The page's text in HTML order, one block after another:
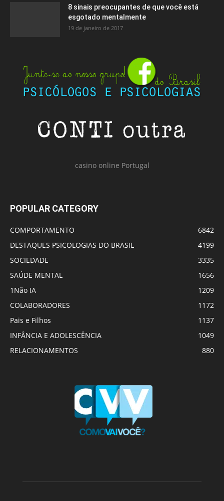
8 sinais preocupantes de que você está
esgotado mentalmente
19 de janeiro de 2017
casino online Portugal
POPULAR CATEGORY
COMPORTAMENTO
6842
DESTAQUES PSICOLOGIAS DO BRASIL
4199
SOCIEDADE
3335
SAÚDE MENTAL
1656
1Não IA
1209
COLABORADORES
1172
Pais e Filhos
1137
INFÂNCIA E ADOLESCÊNCIA
1049
RELACIONAMENTOS
880